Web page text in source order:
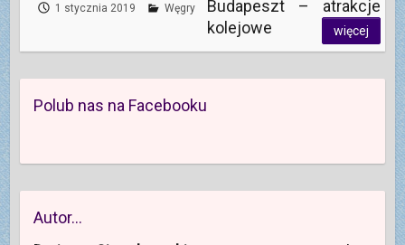
1 stycznia 2019 Węgry
Budapeszt – atrakcje
kolejowe
więcej
Polub nas na Facebooku
Autor…